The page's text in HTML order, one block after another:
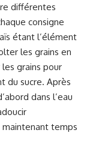
différentes
consigne
étant l’élément
les grains en
grains pour
du sucre. Après
dans l’eau
maintenant temps